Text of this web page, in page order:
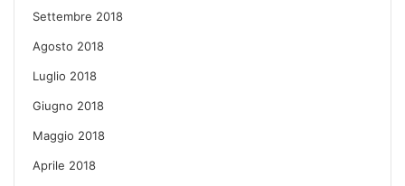
Settembre 2018
Agosto 2018
Luglio 2018
Giugno 2018
Maggio 2018
Aprile 2018